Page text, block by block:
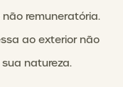
remuneratória.
ao exterior não
natureza.